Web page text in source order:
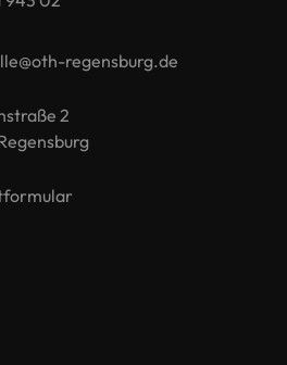
regensburg.de
2